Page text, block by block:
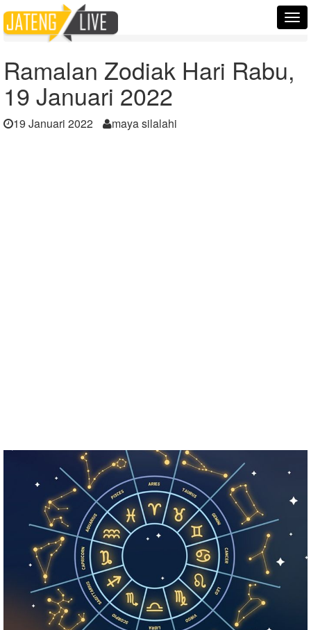
Home
Berita
Ramalan Zodiak Hari Rabu, 19 Januari 2022
Ramalan Zodiak Hari Rabu,
19 Januari 2022
19 Januari 2022 maya silalahi